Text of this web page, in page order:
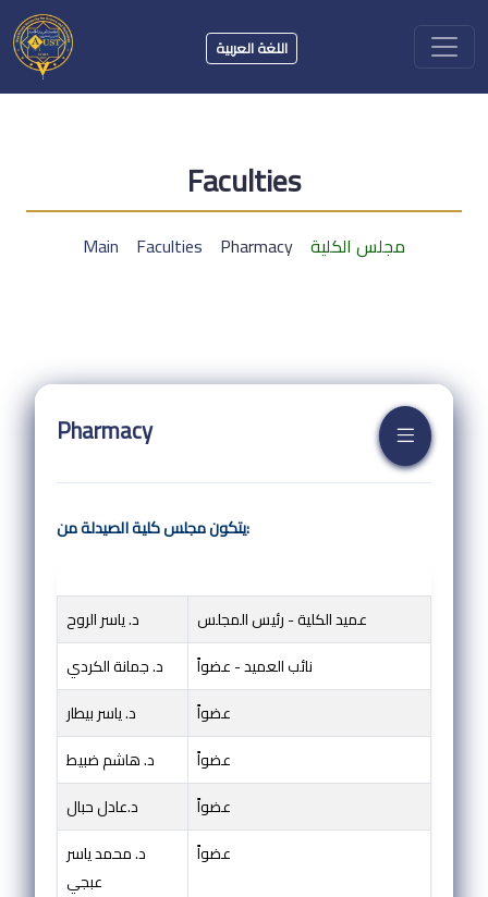
اللغة العربية
Faculties
Main Faculties Pharmacy مجلس الكلية
Pharmacy
يتكون مجلس كلية الصيدلة من:
د. ياسر الروح
عميد الكلية - رئيس المجلس
د. جمانة الكردي
نائب العميد - عضواً
د. ياسر بيطار
عضواً
د. هاشم ضبيط
عضواً
د.عادل حبال
عضواً
د. محمد ياسر
عبجي
عضواً